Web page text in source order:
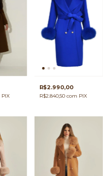
PIX
R$2.990,00
R$2.840,50 com PIX